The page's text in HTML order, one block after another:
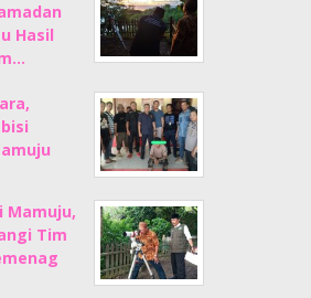
Hasil
Mamuju,
Tim